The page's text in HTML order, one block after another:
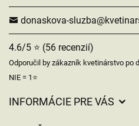
donaskova-
4.6/5 ⭐ (56 recenzií)
Odporučil by zákazník kvetinárstvo po
NIE = 1⭐
INFORMÁCIE PRE VÁS